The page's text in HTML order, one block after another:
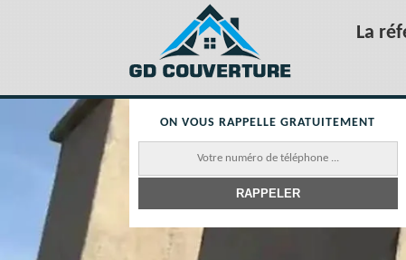
La
ON VOUS RAPPELLE GRATUITEMENT